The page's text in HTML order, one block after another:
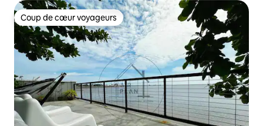
Coup de cœur voyageurs
Coup de cœur voyageurs